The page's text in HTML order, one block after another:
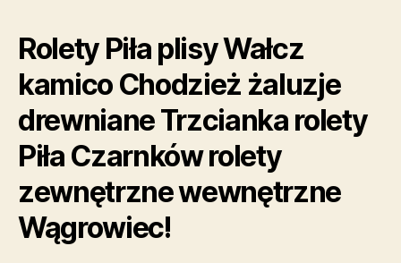
Rolety Piła plisy Wałcz
kamico Chodzież żaluzje
drewniane Trzcianka rolety
Piła Czarnków rolety
zewnętrzne wewnętrzne
Wągrowiec!